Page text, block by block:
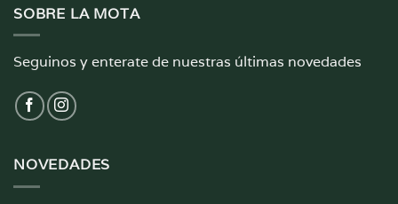
SOBRE LA MOTA
Seguinos y enterate de nuestras últimas novedades
NOVEDADES